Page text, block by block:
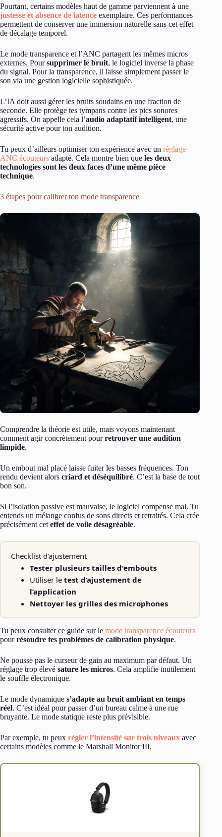
Pourtant, certains modèles haut de gamme parviennent à une
justesse et absence de latence exemplaire. Ces performances
permettent de conserver une immersion naturelle sans cet effet
de décalage temporel.
Le mode transparence et l’ANC partagent les mêmes micros
externes. Poursupprimer le bruit, le logiciel inverse la phase
du signal. Pour la transparence, il laisse simplement passer le
son via une gestion logicielle sophistiquée.
L’IA doit aussi gérer les bruits soudains en une fraction de
seconde. Elle protège tes tympans contre les pics sonores
agressifs. On appelle cela l’audio adaptatif intelligent, une
sécurité active pour ton audition.
Tu peux d’ailleurs optimiser ton expérience avec un réglage
ANC écouteurs adapté. Cela montre bien que les deux
technologies sont les deux faces d’une même pièce
technique.
3 étapes pour calibrer ton mode transparence
Comprendre la théorie est utile, mais voyons maintenant
comment agir concrètement pourretrouver une audition
limpide.
Un embout mal placé laisse fuiter les basses fréquences. Ton
rendu devient alors criard et déséquilibré. C’est la base de tout
bon son.
Si l’isolation passive est mauvaise, le logiciel compense mal. Tu
entends un mélange confus de sons directs et retraités. Cela crée
précisément cet effet de voile désagréable.
Checklist d’ajustement
Tester plusieurs tailles d'embouts
Utiliser le test d’ajustement de
l’application
Nettoyer les grilles des microphones
Tu peux consulter ce guide sur le mode transparence écouteurs
pourrésoudre tes problèmes de calibration physique.
Ne pousse pas le curseur de gain au maximum par défaut. Un
réglage trop élevé sature les micros. Cela amplifie inutilement
le souffle électronique.
Le mode dynamique s’adapte au bruit ambiant en temps
réel. C’est idéal pour passer d’un bureau calme à une rue
bruyante. Le mode statique reste plus prévisible.
Par exemple, tu peux régler l’intensité sur trois niveaux avec
certains modèles comme le Marshall Monitor III.